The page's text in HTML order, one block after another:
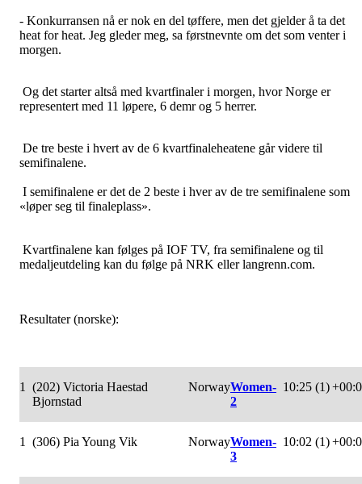
- Konkurransen nå er nok en del tøffere, men det gjelder å ta det
heat for heat. Jeg gleder meg, sa førstnevnte om det som venter i
morgen.
Og det starter altså med kvartfinaler i morgen, hvor Norge er
representert med 11 løpere, 6 demr og 5 herrer.
De tre beste i hvert av de 6 kvartfinaleheatene går videre til
semifinalene.
I semifinalene er det de 2 beste i hver av de tre semifinalene som
«løper seg til finaleplass».
Kvartfinalene kan følges på IOF TV, fra semifinalene og til
medaljeutdeling kan du følge på NRK eller langrenn.com.
Resultater (norske):
1 (202) Victoria Haestad
Bjornstad
NorwayWomen-
2
10:25 (1)
1 (306) Pia Young Vik NorwayWomen-
3
10:02 (1)